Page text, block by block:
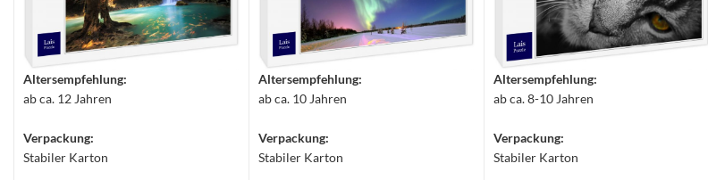
Altersempfehlung:
ab ca. 12 Jahren
Verpackung:
Stabiler Karton
Altersempfehlung:
ab ca. 10 Jahren
Verpackung:
Stabiler Karton
Altersempfehlung:
ab ca. 8-10 Jahren
Verpackung:
Stabiler Karton